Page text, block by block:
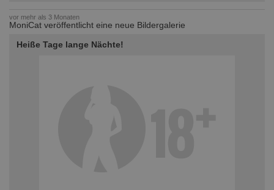
vor mehr als 3 Monaten
MoniCat veröffentlicht eine neue Bildergalerie
Heiße Tage lange Nächte!